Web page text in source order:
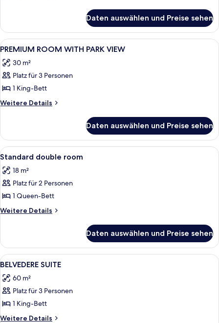
VIEW
anzeigen
DOUBLE
ROOM
WITH
VIEW
Daten auswählen und Preise sehen
Alle
Fotos
für
PREMIUM
ROOM
WITH
anzeigen
Ein Hotelzimmer mit einem großen
3
PREMIUM ROOM WITH PARK VIEW
30 m²
Platz für 3 Personen
1 King-Bett
Weitere Details
Weitere
ROOM
WITH
PARK
Daten auswählen und Preise sehen
Alle
Fotos
für
Standard
double
room
2
Standard double room
18 m²
Platz für 2 Personen
1 Queen-Bett
Weitere Details
Weitere
double
room
Daten auswählen und Preise sehen
Alle
Fotos
für
BELVEDERE
SUITE
anzeigen
Ein Hotelzimmer mit einem großen
2
BELVEDERE SUITE
60 m²
Platz für 3 Personen
1 King-Bett
Weitere Details
Weitere